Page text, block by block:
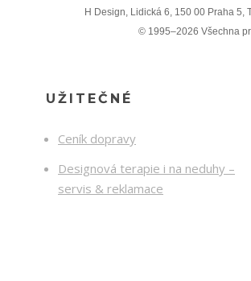
H Design, Lidická 6, 150 00 Praha 5,
© 1995–2026 Všechna
UŽITEČNÉ
Ceník dopravy
Designová terapie i na neduhy –
servis & reklamace